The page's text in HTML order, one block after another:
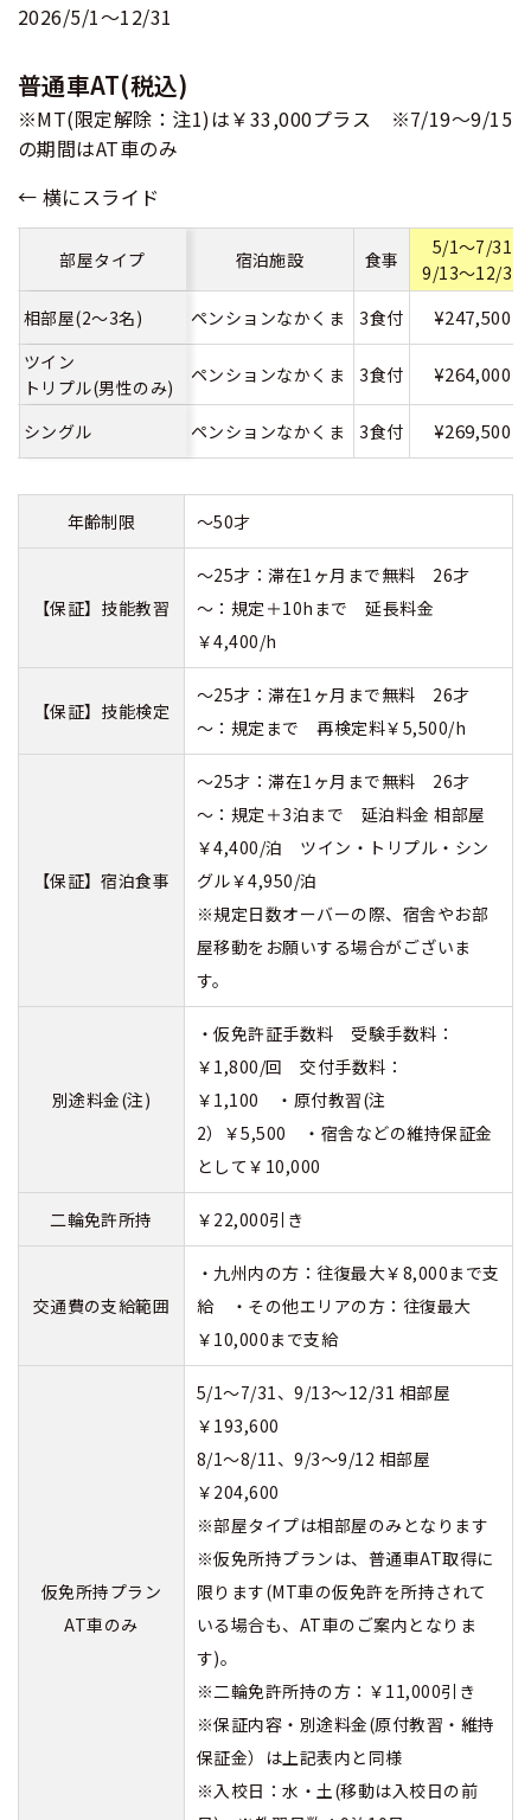
2026/5/1〜12/31
普通車AT(税込)
※MT(限定解除：注1)は￥33,000プラス ※7/19～9/15
の期間はAT車のみ
部屋タイプ 宿泊施設 食事
5/1～7/31
9/13～12/31
相部屋(2～3名)
ペンションなかくま 3食付 ¥247,500
ツイン
トリプル(男性のみ)
ペンションなかくま 3食付 ¥264,000
シングル ペンションなかくま 3食付 ¥269,500
年齢制限 ～50才
【保証】技能教習
～25才：滞在1ヶ月まで無料 26才
～：規定＋10hまで 延長料金
￥4,400/h
【保証】技能検定
～25才：滞在1ヶ月まで無料 26才
～：規定まで 再検定料￥5,500/h
【保証】宿泊食事
～25才：滞在1ヶ月まで無料 26才
～：規定＋3泊まで 延泊料金 相部屋
￥4,400/泊 ツイン・トリプル・シン
グル￥4,950/泊
※規定日数オーバーの際、宿舎やお部
屋移動をお願いする場合がございま
す。
別途料金(注)
・仮免許証手数料 受験手数料：
￥1,800/回 交付手数料：
￥1,100 ・原付教習(注
2）￥5,500 ・宿舎などの維持保証金
として￥10,000
二輪免許所持 ￥22,000引き
交通費の支給範囲
・九州内の方：往復最大￥8,000まで支
給 ・その他エリアの方：往復最大
￥10,000まで支給
仮免所持プラン
AT車のみ
5/1～7/31、9/13～12/31 相部屋
￥193,600
8/1～8/11、9/3～9/12 相部屋
￥204,600
※部屋タイプは相部屋のみとなります
※仮免所持プランは、普通車AT取得に
限ります(MT車の仮免許を所持されて
いる場合も、AT車のご案内となりま
す)。
※二輪免許所持の方：￥11,000引き
※保証内容・別途料金(原付教習・維持
保証金）は上記表内と同様
※入校日：水・土(移動は入校日の前